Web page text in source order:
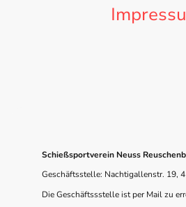
Schießsportverein Neuss
Geschäftsstelle: Nachtigallenstr. 19,
Die Geschäftssstelle ist per Mail zu